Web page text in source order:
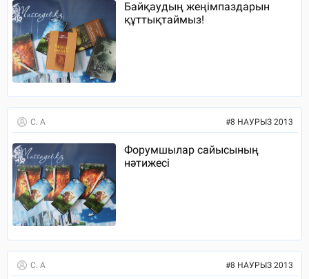
Байқаудың жеңімпаздарын
құттықтаймыз!
С. А #8 НАУРЫЗ 2013
Форумшылар сайысының
нәтижесі
С. А #8 НАУРЫЗ 2013